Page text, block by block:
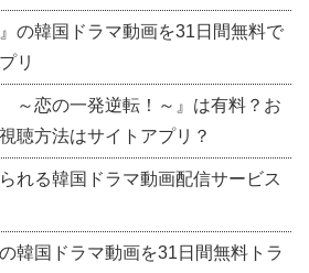
の韓国ドラマ動画を31日間無料で
リ
～恋の一発逆転！～』は有料？お
聴方法はサイトアプリ？
れる韓国ドラマ動画配信サービス
韓国ドラマ動画を31日間無料トラ